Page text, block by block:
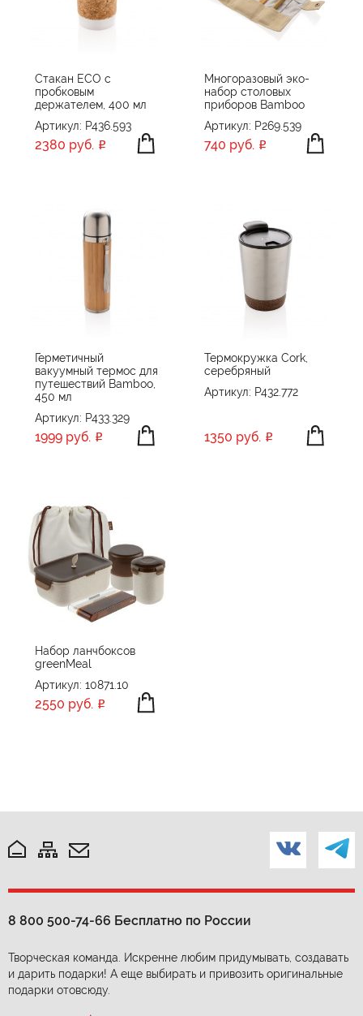
Стакан ECO с
пробковым
держателем, 400 мл
Артикул: P436.593
2380 руб.
Многоразовый эко-
набор столовых
приборов Bamboo
Артикул: P269.539
740 руб.
Герметичный
вакуумный термос для
путешествий Bamboo,
450 мл
Артикул: P433.329
1999 руб.
Термокружка Cork,
серебряный
Артикул: P432.772
1350 руб.
Набор ланчбоксов
greenMeal
Артикул: 10871.10
2550 руб.
8 800 500-74-66 Бесплатно по России
Творческая команда. Искренне любим придумывать, создавать
и дарить подарки! А еще выбирать и привозить оригинальные
подарки отовсюду.